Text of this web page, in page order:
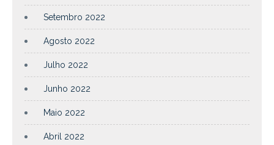
Setembro 2022
Agosto 2022
Julho 2022
Junho 2022
Maio 2022
Abril 2022